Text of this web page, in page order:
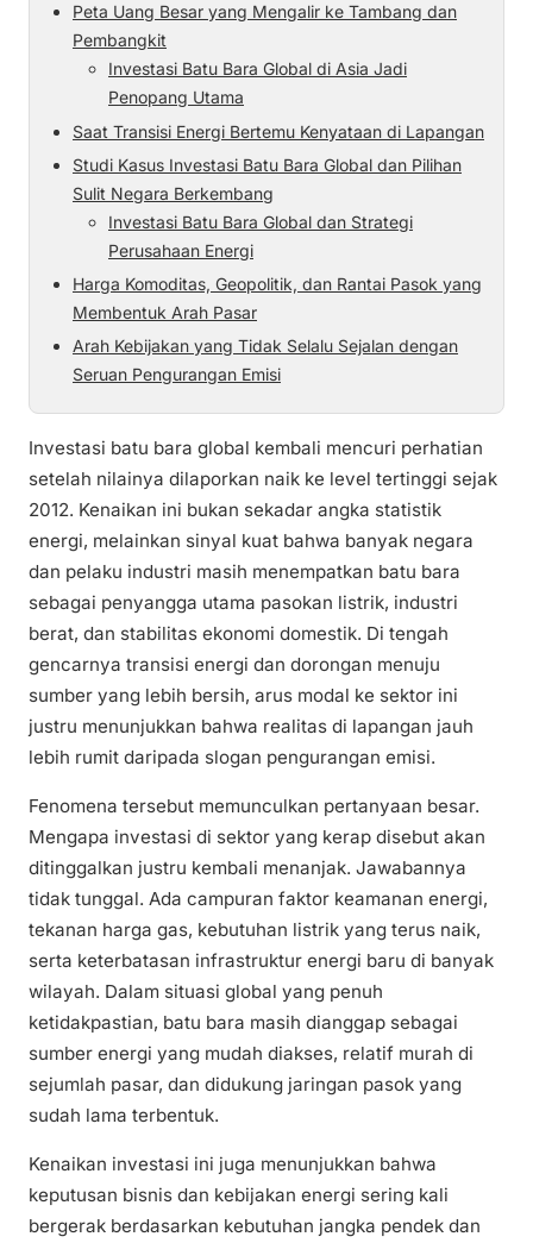
Peta Uang Besar yang Mengalir ke Tambang dan
Pembangkit
Investasi Batu Bara Global di Asia Jadi
Penopang Utama
Saat Transisi Energi Bertemu Kenyataan di Lapangan
Studi Kasus Investasi Batu Bara Global dan Pilihan
Sulit Negara Berkembang
Investasi Batu Bara Global dan Strategi
Perusahaan Energi
Harga Komoditas, Geopolitik, dan Rantai Pasok yang
Membentuk Arah Pasar
Arah Kebijakan yang Tidak Selalu Sejalan dengan
Seruan Pengurangan Emisi
Investasi batu bara global kembali mencuri perhatian
setelah nilainya dilaporkan naik ke level tertinggi sejak
2012. Kenaikan ini bukan sekadar angka statistik
energi, melainkan sinyal kuat bahwa banyak negara
dan pelaku industri masih menempatkan batu bara
sebagai penyangga utama pasokan listrik, industri
berat, dan stabilitas ekonomi domestik. Di tengah
gencarnya transisi energi dan dorongan menuju
sumber yang lebih bersih, arus modal ke sektor ini
justru menunjukkan bahwa realitas di lapangan jauh
lebih rumit daripada slogan pengurangan emisi.
Fenomena tersebut memunculkan pertanyaan besar.
Mengapa investasi di sektor yang kerap disebut akan
ditinggalkan justru kembali menanjak. Jawabannya
tidak tunggal. Ada campuran faktor keamanan energi,
tekanan harga gas, kebutuhan listrik yang terus naik,
serta keterbatasan infrastruktur energi baru di banyak
wilayah. Dalam situasi global yang penuh
ketidakpastian, batu bara masih dianggap sebagai
sumber energi yang mudah diakses, relatif murah di
sejumlah pasar, dan didukung jaringan pasok yang
sudah lama terbentuk.
Kenaikan investasi ini juga menunjukkan bahwa
keputusan bisnis dan kebijakan energi sering kali
bergerak berdasarkan kebutuhan jangka pendek dan